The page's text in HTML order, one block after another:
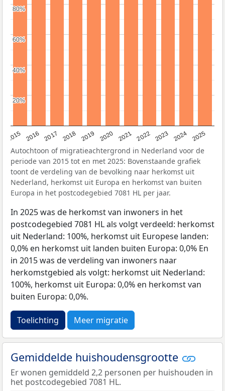
2015 2016 2017 2018 2019 2020 2021 2022 2023 2024 2025
20%
20%
40%
40%
60%
60%
80%
80%
Autochtoon of migratieachtergrond in Nederland voor de
periode van 2015 tot en met 2025: Bovenstaande grafiek
toont de verdeling van de bevolking naar herkomst uit
Nederland, herkomst uit Europa en herkomst van buiten
Europa in het postcodegebied 7081 HL per jaar.
In 2025 was de herkomst van inwoners in het
postcodegebied 7081 HL als volgt verdeeld: herkomst
uit Nederland: 100%, herkomst uit Europese landen:
0,0% en herkomst uit landen buiten Europa: 0,0% En
in 2015 was de verdeling van inwoners naar
herkomstgebied als volgt: herkomst uit Nederland:
100%, herkomst uit Europa: 0,0% en herkomst van
buiten Europa: 0,0%.
Toelichting Meer migratie
Gemiddelde huishoudensgrootte
Er wonen gemiddeld 2,2 personen per huishouden in
het postcodegebied 7081 HL.